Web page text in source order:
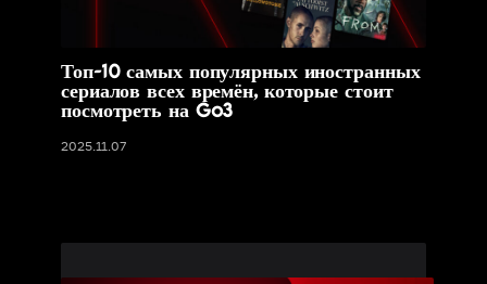
Топ-10 самых популярных иностранных
сериалов всех времён, которые стоит
посмотреть на Go3
2025.11.07